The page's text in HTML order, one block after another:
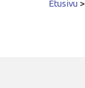
Etusivu